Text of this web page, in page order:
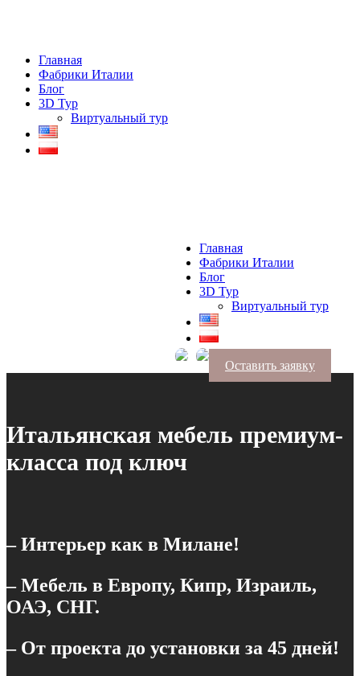
Главная
Фабрики Италии
Блог
3D Тур
Виртуальный тур
Главная
Фабрики Италии
Блог
3D Тур
Виртуальный тур
Оставить заявку
Итальянская мебель премиум-
класса под ключ
– Интерьер как в Милане!
– Мебель в Европу, Кипр, Израиль,
ОАЭ, СНГ.
– От проекта до установки за 45 дней!